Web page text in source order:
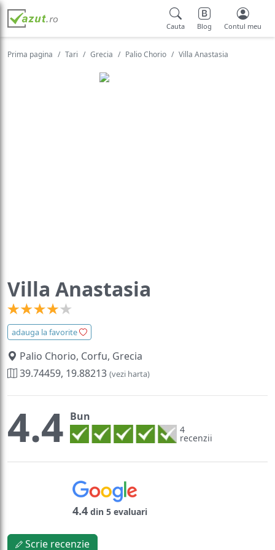
Cauta Blog Contul meu
Prima pagina Tari Grecia Palio Chorio Villa Anastasia
Villa Anastasia
adauga la favorite
Palio Chorio, Corfu, Grecia
39.74459, 19.88213 (vezi harta)
4.4 Bun
4
recenzii
4.4 din 5 evaluari
Scrie recenzie